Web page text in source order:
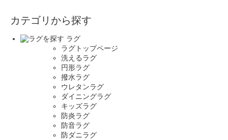
カテゴリから探す
ラグ
ラグトップページ
洗えるラグ
円形ラグ
撥水ラグ
ウレタンラグ
ダイニングラグ
キッズラグ
防炎ラグ
防音ラグ
防ダニラグ